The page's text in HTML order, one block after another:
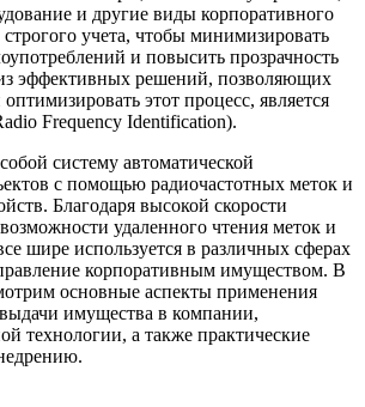
и другие виды корпоративного
учета, чтобы минимизировать
и повысить прозрачность
эффективных решений, позволяющих
этот процесс, является
Frequency Identification).
систему автоматической
с помощью радиочастотных меток и
Благодаря высокой скорости
удаленного чтения меток и
шире используется в различных сферах
корпоративным имуществом. В
основные аспекты применения
имущества в компании,
технологии, а также практические